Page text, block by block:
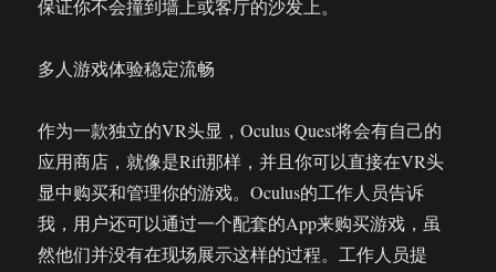
保证你不会撞到墙上或客厅的沙发上。
多人游戏体验稳定流畅
作为一款独立的VR头显，Oculus Quest将会有自己的
应用商店，就像是Rift那样，并且你可以直接在VR头
显中购买和管理你的游戏。Oculus的工作人员告诉
我，用户还可以通过一个配套的App来购买游戏，虽
然他们并没有在现场展示这样的过程。工作人员提